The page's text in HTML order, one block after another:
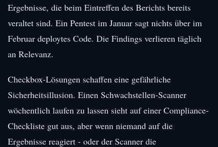
Ergebnisse, die beim Eintreffen des Berichts bereits
veraltet sind. Ein Pentest im Januar sagt nichts über im
Februar deploytes Code. Die Findings verlieren täglich
an Relevanz.
Checkbox-Lösungen schaffen eine gefährliche
Sicherheitsillusion. Einen Schwachstellen-Scanner
wöchentlich laufen zu lassen sieht auf einer Compliance-
Checkliste gut aus, aber wenn niemand auf die
Ergebnisse reagiert - oder der Scanner die